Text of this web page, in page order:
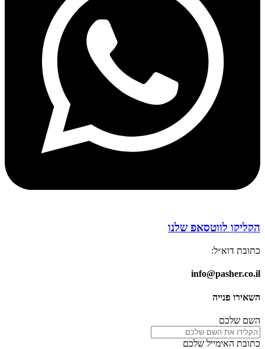
הקליקו לווטסאפ שלנו
כתובת דוא״ל:
info@pasher.co.il
השאירו פנייה
השם שלכם
כתובת האימייל שלכם